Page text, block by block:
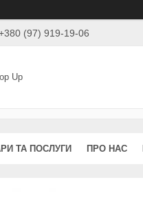
(97) 919-19-06
Up
ТА ПОСЛУГИ ПРО НАС